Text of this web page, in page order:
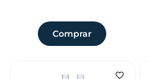
Comprar